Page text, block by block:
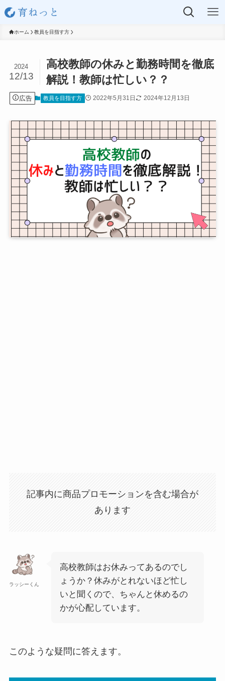
ホーム 教員を目指す方
高校教師の休みと勤務時間を徹底
解説！教師は忙しい？？
2024
12/13
広告 教員を目指す方 2022年5月31日 2024年12月13日
記事内に商品プロモーションを含む場合が
あります
ラッシーくん
高校教師はお休みってあるのでし
ょうか？休みがとれないほど忙し
いと聞くので、ちゃんと休めるの
かが心配しています。
このような疑問に答えます。